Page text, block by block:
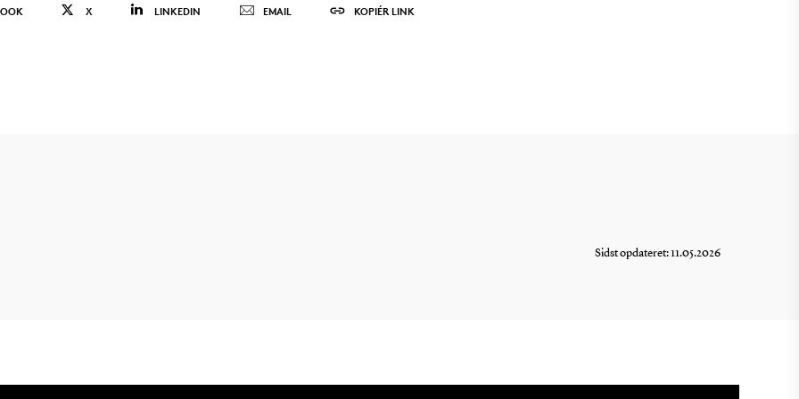
X LINKEDIN EMAIL KOPIÉR LINK
Sidst opdateret: 11.05.2026